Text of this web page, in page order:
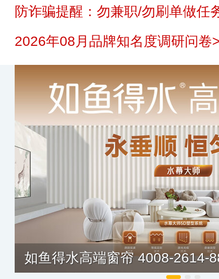
防诈骗提醒：勿兼职/勿刷单做任
2026年08月品牌知名度调研问卷
如鱼得水高端窗帘 4008-2614-